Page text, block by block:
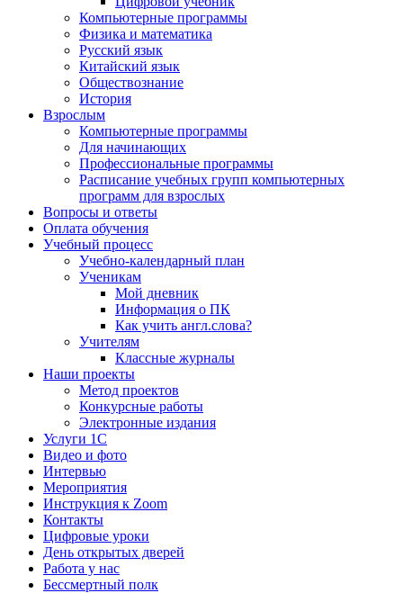
Компьютерные программы
Физика и математика
Русский язык
Китайский язык
Обществознание
История
Взрослым
Компьютерные программы
Для начинающих
Профессиональные программы
Расписание учебных групп компьютерных
программ для взрослых
Вопросы и ответы
Оплата обучения
Учебный процесс
Учебно-календарный план
Ученикам
Мой дневник
Информация о ПК
Как учить англ.слова?
Учителям
Классные журналы
Наши проекты
Метод проектов
Конкурсные работы
Электронные издания
Услуги 1C
Видео и фото
Интервью
Мероприятия
Инструкция к Zoom
Контакты
Цифровые уроки
День открытых дверей
Работа у нас
Бессмертный полк